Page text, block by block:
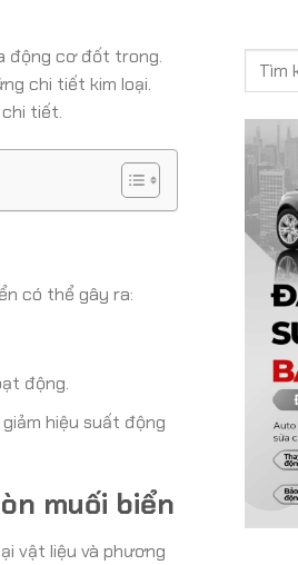
động cơ đốt trong.
chi tiết kim loại.
tiết.
có thể gây ra:
động.
hiệu suất động
muối biển
vật liệu và phương